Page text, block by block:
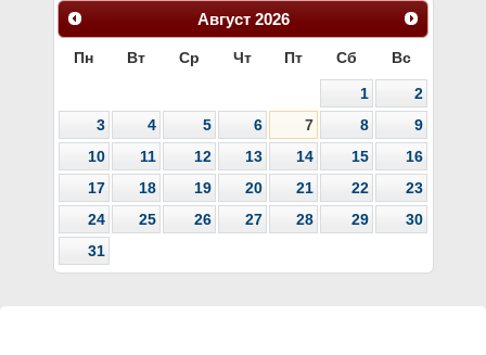
Август 2026
Пн Вт Ср Чт Пт Сб Вс
1
2
3
4 5 6 7 8
9
10
11 12 13 14 15
16
17
18 19 20 21 22
23
24
25 26 27 28 29
30
31